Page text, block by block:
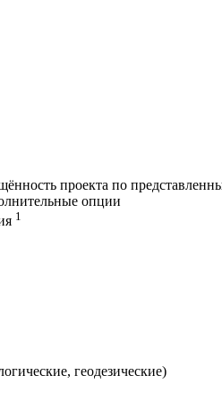
проекта по
опции
1
геодезические)